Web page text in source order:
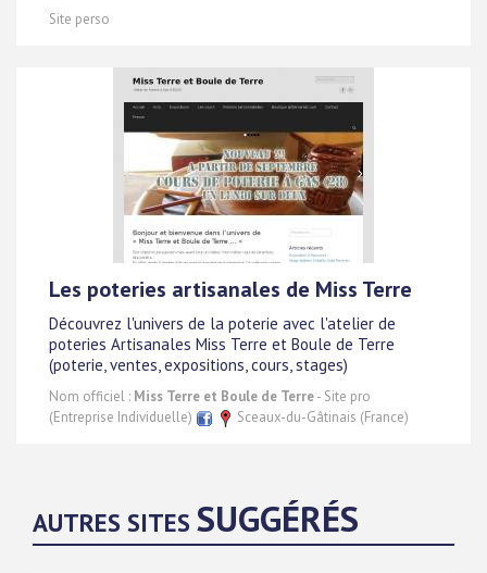
Site perso
Les poteries artisanales de Miss Terre
Découvrez l'univers de la poterie avec l'atelier de
poteries Artisanales Miss Terre et Boule de Terre
(poterie, ventes, expositions, cours, stages)
Nom officiel : Miss Terre et Boule de Terre- Site pro
(Entreprise Individuelle)
Sceaux-du-Gâtinais (France)
AUTRES SITES SUGGÉRÉS